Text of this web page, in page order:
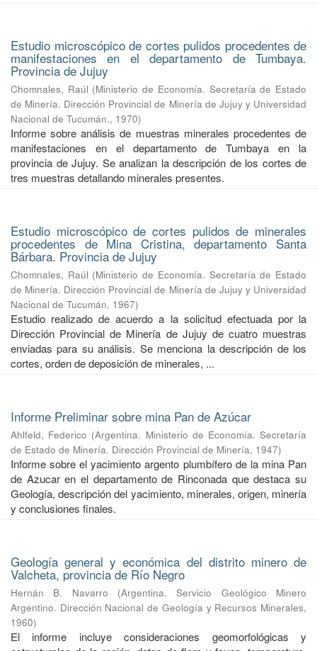
Estudio microscópico de cortes pulidos procedentes de
manifestaciones en el departamento de Tumbaya.
Provincia de Jujuy
Chomnales, Raúl (Ministerio de Economía. Secretaría de Estado
de Minería. Dirección Provincial de Minería de Jujuy y Universidad
Nacional de Tucumán., 1970)
Informe sobre análisis de muestras minerales procedentes de
manifestaciones en el departamento de Tumbaya en la
provincia de Jujuy. Se analizan la descripción de los cortes de
tres muestras detallando minerales presentes.
Estudio microscópico de cortes pulidos de minerales
procedentes de Mina Cristina, departamento Santa
Bárbara. Provincia de Jujuy
Chomnales, Raúl (Ministerio de Economía. Secretaría de Estado
de Minería. Dirección Provincial de Minería de Jujuy y Universidad
Nacional de Tucumán, 1967)
Estudio realizado de acuerdo a la solicitud efectuada por la
Dirección Provincial de Minería de Jujuy de cuatro muestras
enviadas para su análisis. Se menciona la descripción de los
cortes, orden de deposición de minerales, ...
Informe Preliminar sobre mina Pan de Azúcar
Ahlfeld, Federico (Argentina. Ministerio de Economía. Secretaría
de Estado de Minería. Dirección Provincial de Minería, 1947)
Informe sobre el yacimiento argento plumbífero de la mina Pan
de Azucar en el departamento de Rinconada que destaca su
Geología, descripción del yacimiento, minerales, origen, minería
y conclusiones finales.
Geología general y económica del distrito minero de
Valcheta, provincia de Río Negro
Hernán B. Navarro (Argentina. Servicio Geológico Minero
Argentino. Dirección Nacional de Geología y Recursos Minerales,
1960)
El informe incluye consideraciones geomorfológicas y